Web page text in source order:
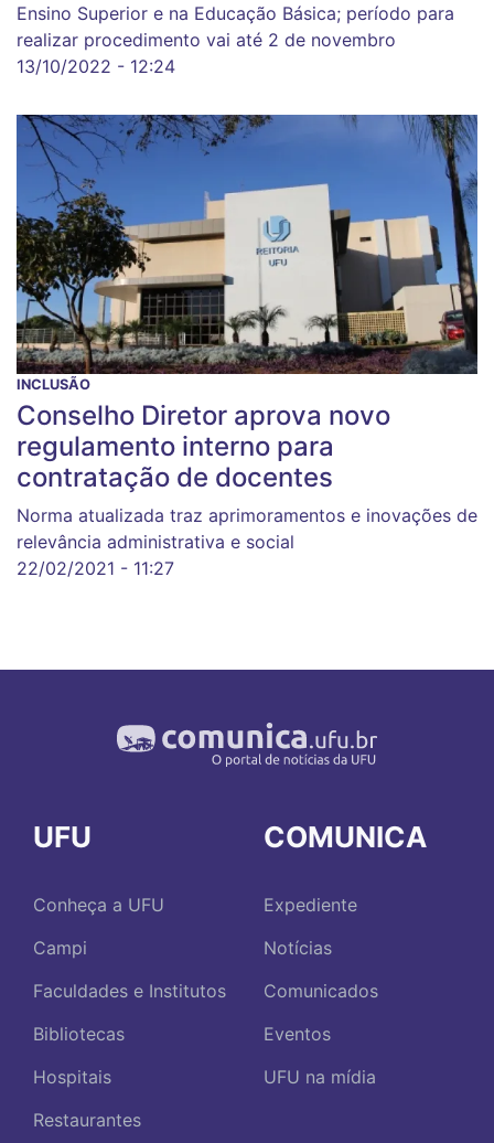
Ensino Superior e na Educação Básica; período para
realizar procedimento vai até 2 de novembro
13/10/2022 - 12:24
INCLUSÃO
Conselho Diretor aprova novo
regulamento interno para
contratação de docentes
Norma atualizada traz aprimoramentos e inovações de
relevância administrativa e social
22/02/2021 - 11:27
UFU
Conheça a UFU
Campi
Faculdades e Institutos
Bibliotecas
Hospitais
Restaurantes
COMUNICA
Expediente
Notícias
Comunicados
Eventos
UFU na mídia